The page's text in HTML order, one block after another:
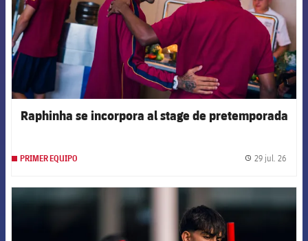
Raphinha se incorpora al stage de pretemporada
PRIMER EQUIPO 29 jul. 26